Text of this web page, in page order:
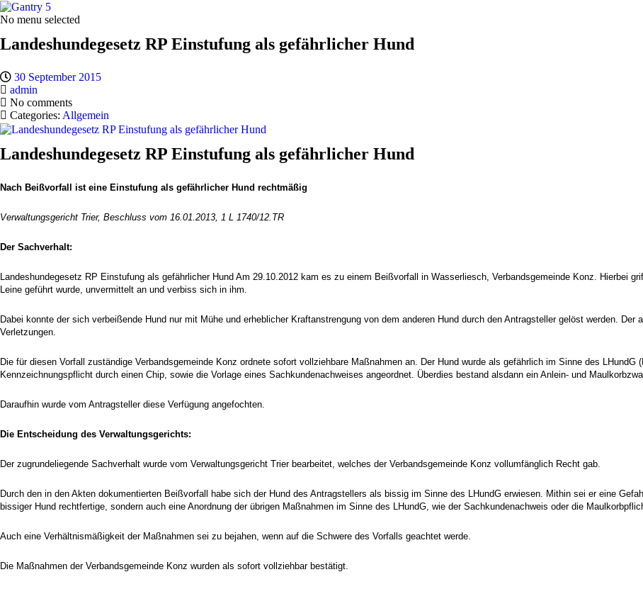
No menu selected
Landeshundegesetz RP Einstufung als gefährlicher Hund
30 September 2015
admin
No comments
Categories: Allgemein
Landeshundegesetz RP Einstufung als gefährlicher Hund
Nach Beißvorfall ist eine Einstufung als gefährlicher Hund rechtmäßig
Verwaltungsgericht Trier, Beschluss vom 16.01.2013, 1 L 1740/12.TR
Der Sachverhalt:
Landeshundegesetz RP Einstufung als gefährlicher Hund Am 29.10.2012 kam es zu einem Beißvorfall in Wasserliesch, Verbandsgemeinde Konz. Hierbei
Leine geführt wurde, unvermittelt an und verbiss sich in ihm.
Dabei konnte der sich verbeißende Hund nur mit Mühe und erheblicher Kraftanstrengung von dem anderen Hund durch den Antragsteller gelöst werden.
Verletzungen.
Die für diesen Vorfall zuständige Verbandsgemeinde Konz ordnete sofort vollziehbare Maßnahmen an. Der Hund wurde als gefährlich im Sinne des
Kennzeichnungspflicht durch einen Chip, sowie die Vorlage eines Sachkundenachweises angeordnet. Überdies bestand alsdann ein Anlein- und
Daraufhin wurde vom Antragsteller diese Verfügung angefochten.
Die Entscheidung des Verwaltungsgerichts:
Der zugrundeliegende Sachverhalt wurde vom Verwaltungsgericht Trier bearbeitet, welches der Verbandsgemeinde Konz vollumfänglich Recht gab.
Durch den in den Akten dokumentierten Beißvorfall habe sich der Hund des Antragstellers als bissig im Sinne des LHundG erwiesen. Mithin sei er eine
bissiger Hund rechtfertige, sondern auch eine Anordnung der übrigen Maßnahmen im Sinne des LHundG, wie der Sachkundenachweis oder die
Auch eine Verhältnismäßigkeit der Maßnahmen sei zu bejahen, wenn auf die Schwere des Vorfalls geachtet werde.
Die Maßnahmen der Verbandsgemeinde Konz wurden als sofort vollziehbar bestätigt.